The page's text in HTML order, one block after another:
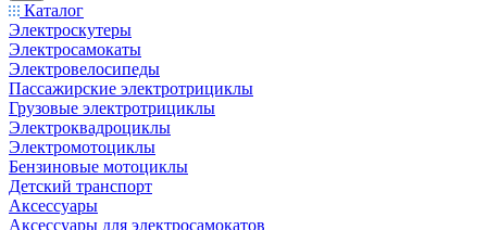
Каталог
Электроскутеры
Электросамокаты
Электровелосипеды
Пассажирские электротрициклы
Грузовые электротрициклы
Электроквадроциклы
Электромотоциклы
Бензиновые мотоциклы
Детский транспорт
Аксессуары
Аксессуары для электросамокатов